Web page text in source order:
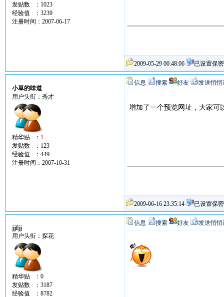
发贴数 ：1023
经验值 ：3239
注册时间：2007-06-17
2009-05-29 00:48:06 已设置保密
小草的味道
用户头衔：秀才
精华贴 ： 1
发贴数 ：123
经验值 ：449
注册时间：2007-10-31
信息 搜索 好友 发送悄悄
增加了一个预览网址，大家可
2009-06-16 23:35:14 已设置保密
jjfjj
用户头衔：探花
精华贴 ：0
发贴数 ：3187
经验值 ：8782
信息 搜索 好友 发送悄悄